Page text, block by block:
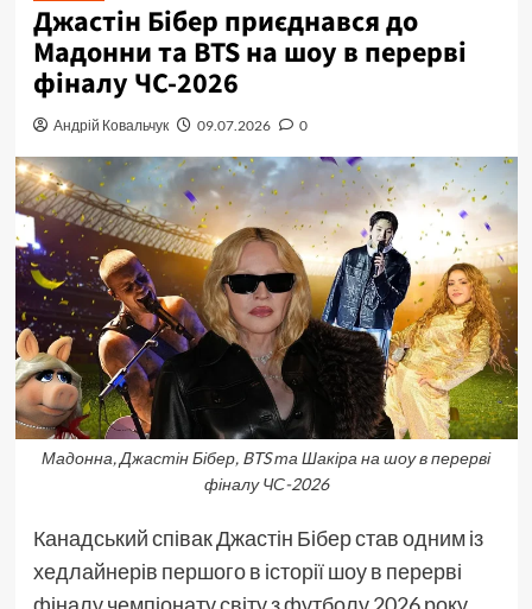
Джастін Бібер приєднався до
Мадонни та BTS на шоу в перерві
фіналу ЧС-2026
Андрій Ковальчук 09.07.2026 0
Мадонна, Джастін Бібер, BTS та Шакіра на шоу в перерві
фіналу ЧС-2026
Канадський співак Джастін Бібер став одним із
хедлайнерів першого в історії шоу в перерві